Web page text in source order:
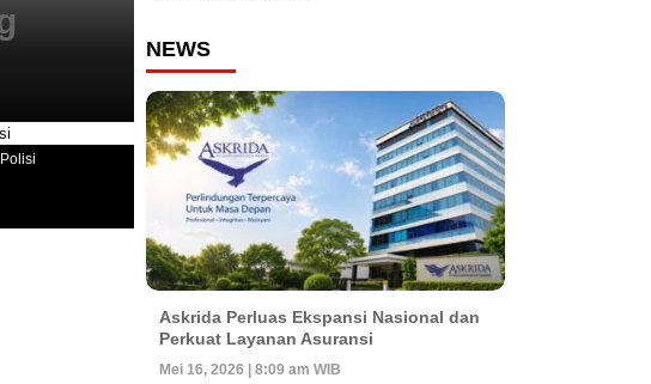
dan Keterlibatan Oknum
MITRA MEDIA : Polemik Revitalisasi Pasar Baru Garut: Dugaan Monopoli
NEWS
Askrida Perluas Ekspansi Nasional dan
Perkuat Layanan Asuransi
Mei 16, 2026 | 8:09 am WIB